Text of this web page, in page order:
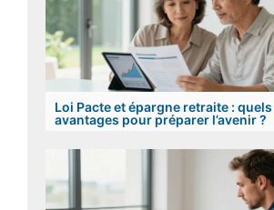
Loi Pacte et épargne retraite : quels
avantages pour préparer l’avenir ?